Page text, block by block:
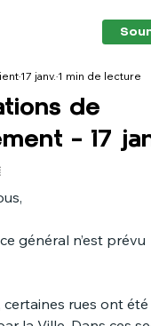
de
– 17
17 janv.1 min de lecture
général n’est prévu
rues ont été